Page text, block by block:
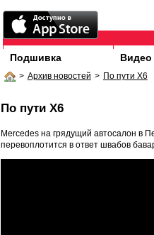
Подшивка Видео
> Архив новостей > По пути X6
По пути X6
Mercedes на грядущий автосалон в
перевоплотится в ответ швабов